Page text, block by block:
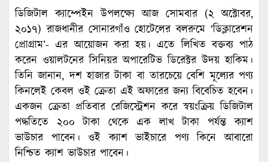
ডিজিটাল ক্যাম্পেইন উপলক্ষ্যে আজ সোমবার (২ অক্টোবর,
২০১৭) রাজধানীর সোনারগাঁও হোটেলের বলরুমে ‘ডিক্লারেশন
প্রোগ্রাম’- এর আয়োজন করা হয়। এতে লিখিত বক্তব্য পাঠ
করেন ওয়ালটনের সিনিয়র অপারেটিভ ডিরেক্টর উদয় হাকিম।
তিনি জানান, দশ হাজার টাকা বা তারচেয়ে বেশি মূল্যের পণ্য
কিনলেই কেবল ওই ক্রেতা এই অফারের জন্য বিবেচিত হবেন।
একজন ক্রেতা প্রতিবার রেজিস্ট্রেশন করে স্বয়ংক্রিয় ডিজিটাল
পদ্ধতিতে ২০০ টাকা থেকে এক লাখ টাকা পর্যন্ত ক্যাশ
ভাউচার পাবেন। ওই ক্যাশ ভাইচারে পণ্য কিনে আবারো
নিশ্চিত ক্যাশ ভাউচার পাবেন।